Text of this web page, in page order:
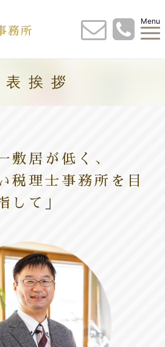
Menu
表挨拶
敷居が低く、
税理士事務所を目
して」